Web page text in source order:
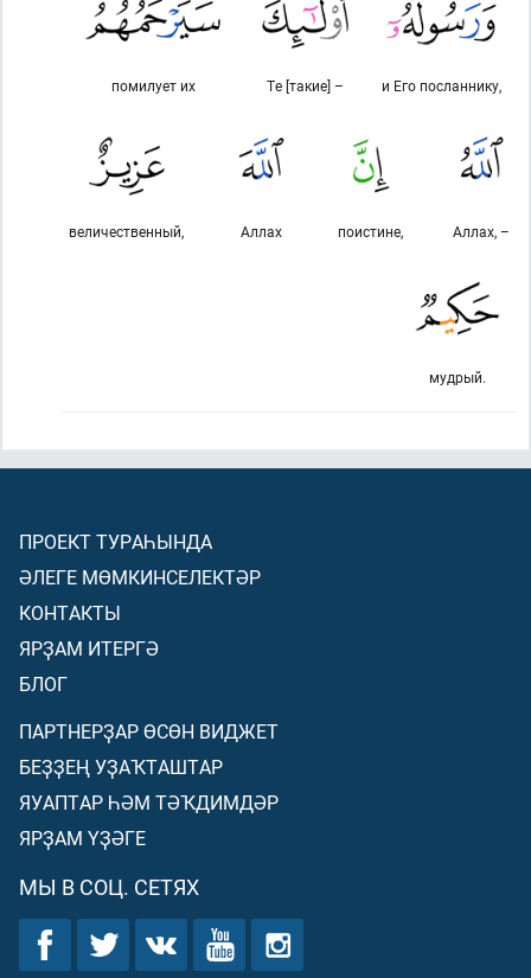
и Его посланнику,
Те [такие] –
помилует их
Аллах, –
поистине,
Аллах
величественный,
мудрый.
ПРОЕКТ ТУРАҺЫНДА
ӘЛЕГЕ МӨМКИНСЕЛЕКТӘР
КОНТАКТЫ
ЯРҘАМ ИТЕРГӘ
БЛОГ
ПАРТНЕРҘАР ӨСӨН ВИДЖЕТ
БЕҘҘЕҢ УҘАҠТАШТАР
ЯУАПТАР ҺӘМ ТӘҠДИМДӘР
ЯРҘАМ ҮҘӘГЕ
МЫ В СОЦ. СЕТЯХ